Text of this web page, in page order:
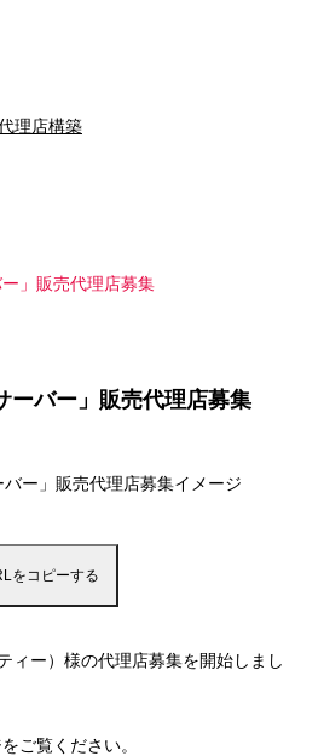
ー」販売代理店募集
ーバー」販売代理店募集
をコピーする
ィー）様の代理店募集を開始しまし
ご覧ください。